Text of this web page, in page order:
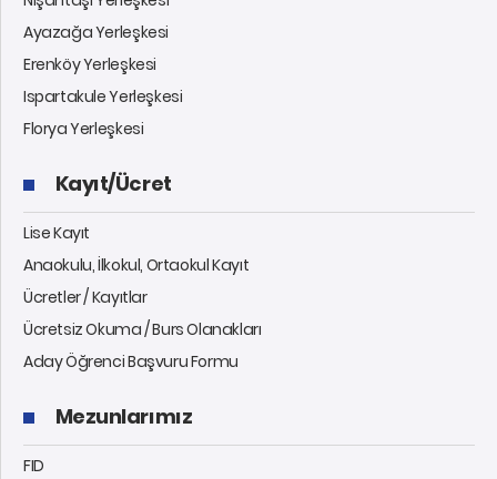
Ayazağa Yerleşkesi
Erenköy Yerleşkesi
Ispartakule Yerleşkesi
Florya Yerleşkesi
Kayıt/Ücret
Lise Kayıt
Anaokulu, İlkokul, Ortaokul Kayıt
Ücretler / Kayıtlar
Ücretsiz Okuma / Burs Olanakları
Aday Öğrenci Başvuru Formu
Mezunlarımız
FID